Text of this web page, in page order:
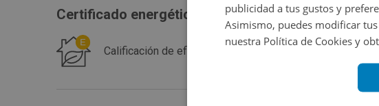
Certificado energético
Calificación de eficiencia energética de vivienda
publicidad a tus gustos y
Asimismo, puedes modificar
nuestra Política de Cookies y